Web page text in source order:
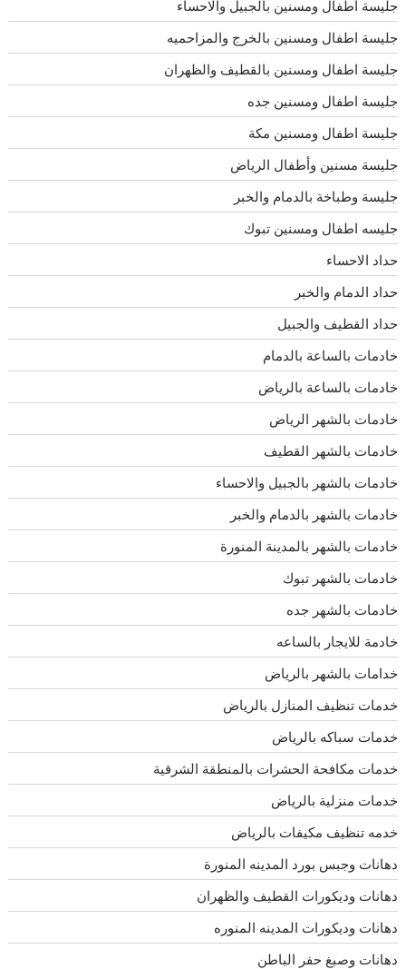
جليسة اطفال ومسنين بالجبيل والاحساء
جليسة اطفال ومسنين بالخرج والمزاحميه
جليسة اطفال ومسنين بالقطيف والظهران
جليسة اطفال ومسنين جده
جليسة اطفال ومسنين مكة
جليسة مسنين وأطفال الرياض
جليسة وطباخة بالدمام والخبر
جليسه اطفال ومسنين تبوك
حداد الاحساء
حداد الدمام والخبر
حداد القطيف والجبيل
خادمات بالساعة بالدمام
خادمات بالساعة بالرياض
خادمات بالشهر الرياض
خادمات بالشهر القطيف
خادمات بالشهر بالجبيل والاحساء
خادمات بالشهر بالدمام والخبر
خادمات بالشهر بالمدينة المنورة
خادمات بالشهر تبوك
خادمات بالشهر جده
خادمة للايجار بالساعه
خدامات بالشهر بالرياض
خدمات تنظيف المنازل بالرياض
خدمات سباكه بالرياض
خدمات مكافحة الحشرات بالمنطقة الشرقية
خدمات منزلية بالرياض
خدمه تنظيف مكيفات بالرياض
دهانات وجبس بورد المدينه المنورة
دهانات وديكورات القطيف والظهران
دهانات وديكورات المدينه المنوره
دهانات وصبغ حفر الباطن